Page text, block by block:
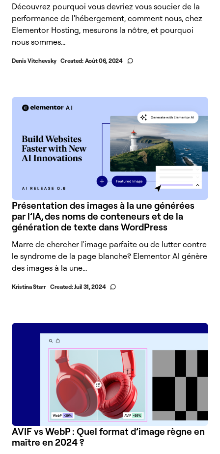
Découvrez pourquoi vous devriez vous soucier de la
performance de l'hébergement, comment nous, chez
Elementor Hosting, mesurons la nôtre, et pourquoi
nous sommes...
Denis Vitchevsky Created: Août 06, 2024
Présentation des images à la une générées
par l’IA, des noms de conteneurs et de la
génération de texte dans WordPress
Marre de chercher l'image parfaite ou de lutter contre
le syndrome de la page blanche? Elementor AI génère
des images à la une...
Kristina Starr Created:Juil 31, 2024
AVIF vs WebP : Quel format d’image règne en
maître en 2024 ?